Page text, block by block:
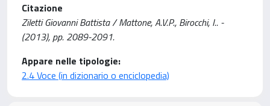
Citazione
Ziletti Giovanni Battista / Mattone, A.V.P., Birocchi, I.. -
(2013), pp. 2089-2091.
Appare nelle tipologie:
2.4 Voce (in dizionario o enciclopedia)